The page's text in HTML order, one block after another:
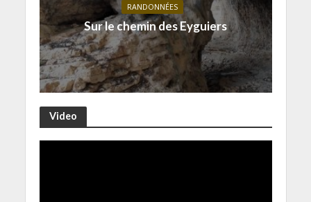
RANDONNÉES
Sur le chemin des Eyguiers
Video